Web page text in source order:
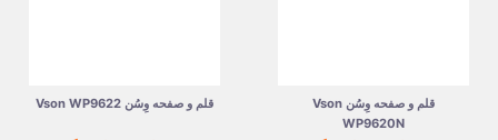
قلم و صفحه وِسُن Vson
WP9620N
قلم و صفحه وِسُن Vson WP9622